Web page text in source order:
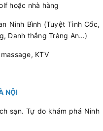
hoặc nhà hàng
Ninh Bình (Tuyệt Tình Cốc,
Danh thắng Tràng An…)
KTV
NỘI
sạn. Tự do khám phá Ninh